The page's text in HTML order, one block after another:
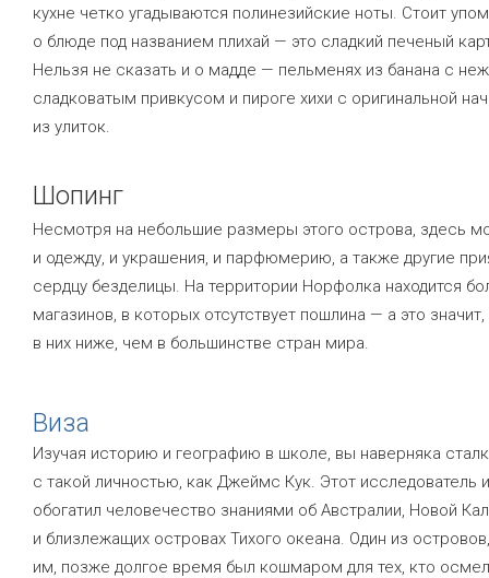
кухне четко угадываются полинезийские ноты. Стоит
о блюде под названием плихай — это сладкий печеный
Нельзя не сказать и о мадде — пельменях из банана с
сладковатым привкусом и пироге хихи с оригинальной
из улиток.
Шопинг
Несмотря на небольшие размеры этого острова, здесь
и одежду, и украшения, и парфюмерию, а также другие
сердцу безделицы. На территории Норфолка находится
магазинов, в которых отсутствует пошлина — а это
в них ниже, чем в большинстве стран мира.
Виза
Изучая историю и географию в школе, вы наверняка
с такой личностью, как Джеймс Кук. Этот исследователь
обогатил человечество знаниями об Австралии, Новой
и близлежащих островах Тихого океана. Один из
им, позже долгое время был кошмаром для тех, кто